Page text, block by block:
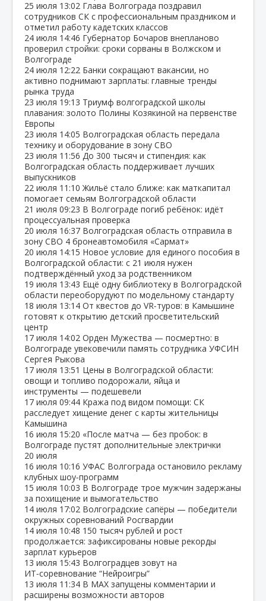
25 июля 13:02 Глава Волгограда поздравил
сотрудников СК с профессиональным праздником и
отметил работу кадетских классов
24 июля 14:46 Губернатор Бочаров внепланово
проверил стройки: сроки сорваны в Волжском и
Волгограде
24 июля 12:22 Банки сокращают вакансии, но
активно поднимают зарплаты: главные тренды
рынка труда
23 июля 19:13 Триумф волгоградской школы
плавания: золото Полины Козякиной на первенстве
Европы
23 июля 14:05 Волгоградская область передала
технику и оборудование в зону СВО
23 июля 11:56 До 300 тысяч и стипендия: как
Волгоградская область поддерживает лучших
выпускников
22 июля 11:10 Жильё стало ближе: как маткапитал
помогает семьям Волгоградской области
21 июля 09:23 В Волгограде погиб ребёнок: идёт
процессуальная проверка
20 июля 16:37 Волгоградская область отправила в
зону СВО 4 бронеавтомобиля «Сармат»
20 июля 14:15 Новое условие для единого пособия в
Волгоградской области: с 21 июля нужен
подтверждённый уход за родственником
19 июля 13:43 Ещё одну библиотеку в Волгоградской
области переоборудуют по модельному стандарту
18 июля 13:14 От квестов до VR‑туров: в Камышине
готовят к открытию детский просветительский
центр
17 июля 14:02 Орден Мужества — посмертно: в
Волгограде увековечили память сотрудника УФСИН
Сергея Рыкова
17 июля 13:51 Цены в Волгоградской области:
овощи и топливо подорожали, яйца и
инструменты — подешевели
17 июля 09:44 Кража под видом помощи: СК
расследует хищение денег с карты жительницы
Камышина
16 июля 15:20 «После матча — без пробок: в
Волгограде пустят дополнительные электрички
20 июля
16 июля 10:16 УФАС Волгограда остановило рекламу
клубных шоу‑программ
15 июля 10:03 В Волгограде трое мужчин задержаны
за похищение и вымогательство
14 июля 17:02 Волгоградские сапёры — победители
окружных соревнований Росгвардии
14 июля 10:48 150 тысяч рублей и рост
продолжается: зафиксированы новые рекорды
зарплат курьеров
13 июля 15:43 Волгоградцев зовут на
ИТ‑соревнование “Нейроигры”
13 июля 11:34 В МАХ запущены комментарии и
расширены возможности авторов